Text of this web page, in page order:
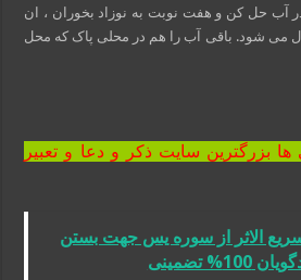
آب حل کن و هفت نوبت به نوزاد بخوران ، ان
می شود. باقی آب را هم در محلی پاک که محل
بزرگترین سایت ذکر و دعا و تعبیر
سریع الاثر از سوره یس جهت بستن
تضمینی